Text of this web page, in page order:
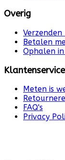
Overig
Verzenden
Betalen
Ophalen
Klantenservice
Meten is
FAQ's
Privacy